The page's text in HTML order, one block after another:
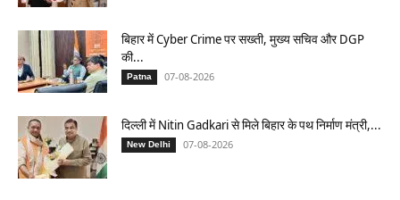
बिहार में Cyber Crime पर सख्ती, मुख्य सचिव और DGP
की...
Patna 07-08-2026
दिल्ली में Nitin Gadkari से मिले बिहार के पथ निर्माण मंत्री,...
New Delhi 07-08-2026